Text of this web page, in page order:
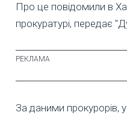
Про це повідомили в
прокуратурі, передає
За даними прокурорів,